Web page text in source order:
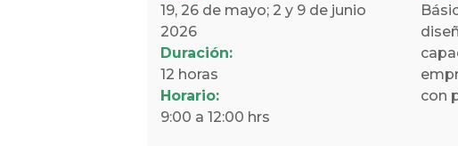
19, 26 de mayo; 2 y 9 de junio
2026
Duración:
12 horas
Horario:
9:00 a 12:00 hrs
con